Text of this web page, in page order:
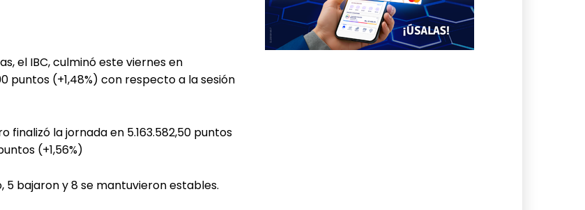
el IBC, culminó este viernes en
puntos (+1,48%) con respecto a la sesión
finalizó la jornada en 5.163.582,50 puntos
(+1,56%)
5 bajaron y 8 se mantuvieron estables.